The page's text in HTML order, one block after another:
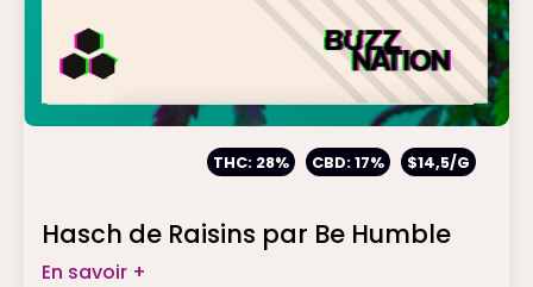
THC: 28% CBD: 17% $14,5/G
Hasch de Raisins par Be Humble
En savoir +